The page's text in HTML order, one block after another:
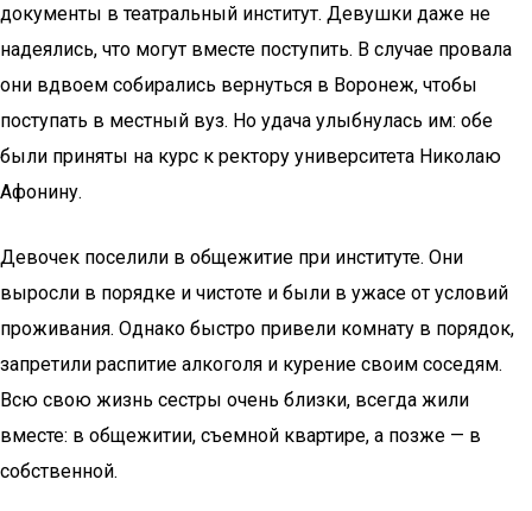
документы в театральный институт. Девушки даже не
надеялись, что могут вместе поступить. В случае провала
они вдвоем собирались вернуться в Воронеж, чтобы
поступать в местный вуз. Но удача улыбнулась им: обе
были приняты на курс к ректору университета Николаю
Афонину.
Девочек поселили в общежитие при институте. Они
выросли в порядке и чистоте и были в ужасе от условий
проживания. Однако быстро привели комнату в порядок,
запретили распитие алкоголя и курение своим соседям.
Всю свою жизнь сестры очень близки, всегда жили
вместе: в общежитии, съемной квартире, а позже — в
собственной.